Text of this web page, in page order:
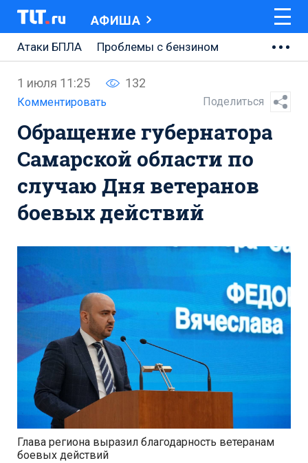
АФИША
Атаки БПЛА
Проблемы с бензином
Ремонт Центральной площади
Ремонт Обводного шоссе
Набережная Тольятти
Неделя Тольятти
1 июля 11:25 132
Комментировать Поделиться
Обращение губернатора
Самарской области по
случаю Дня ветеранов
боевых действий
Глава региона выразил благодарность ветеранам
боевых действий